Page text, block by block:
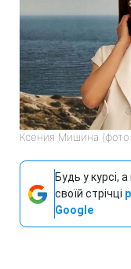
Ксения Мишина (фото:
Будь у курсі,
своїй стрічці
Google